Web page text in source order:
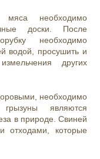
мяса необходимо
доски. После
необходимо
водой, просушить и
других
необходимо
грызуны являются
в природе. Свиней
отходами, которые